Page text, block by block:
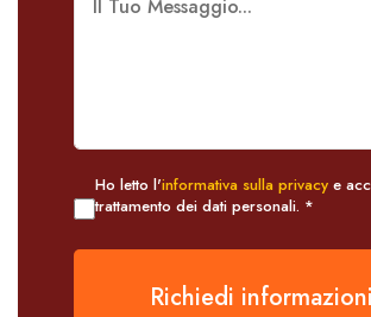
Ho letto l'informativa sulla privacy e
trattamento dei dati personali. *
Richiedi informazioni